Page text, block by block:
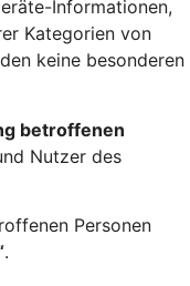
Informationen,
Kategorien von
keine besonderen
betroffenen
Nutzer des
Personen
.